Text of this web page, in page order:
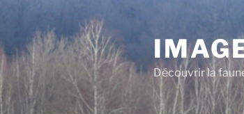
contenu
principal
Découvrir la